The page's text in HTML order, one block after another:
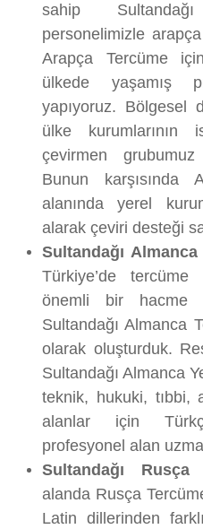
sahip
personelimizle
Arapça Tercüme
ülkede yaşamış
yapıyoruz. Bölgesel
ülke
çevirmen grubumuz
Bunun karşısında
alanında yerel
alarak çeviri desteği
Sultandağı Almanca
Türkiye’de
önemli bir hacme
Sultandağı Almanca
olarak oluşturduk.
Sultandağı Almanca
teknik, hukuki, tıbbi,
alanlar için
profesyonel alan
Sultandağı Rusça
alanda Rusça
Latin dillerinden